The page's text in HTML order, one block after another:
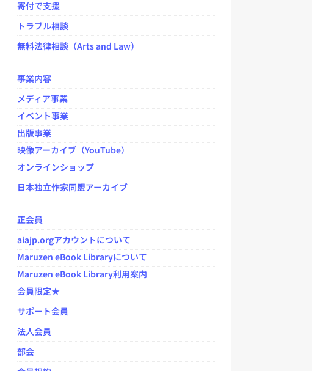
寄付で支援
トラブル相談
無料法律相談（Arts and Law）
事業内容
メディア事業
イベント事業
出版事業
映像アーカイブ（YouTube）
オンラインショップ
日本独立作家同盟アーカイブ
正会員
aiajp.orgアカウントについて
Maruzen eBook Libraryについて
Maruzen eBook Library利用案内
会員限定★
サポート会員
法人会員
部会